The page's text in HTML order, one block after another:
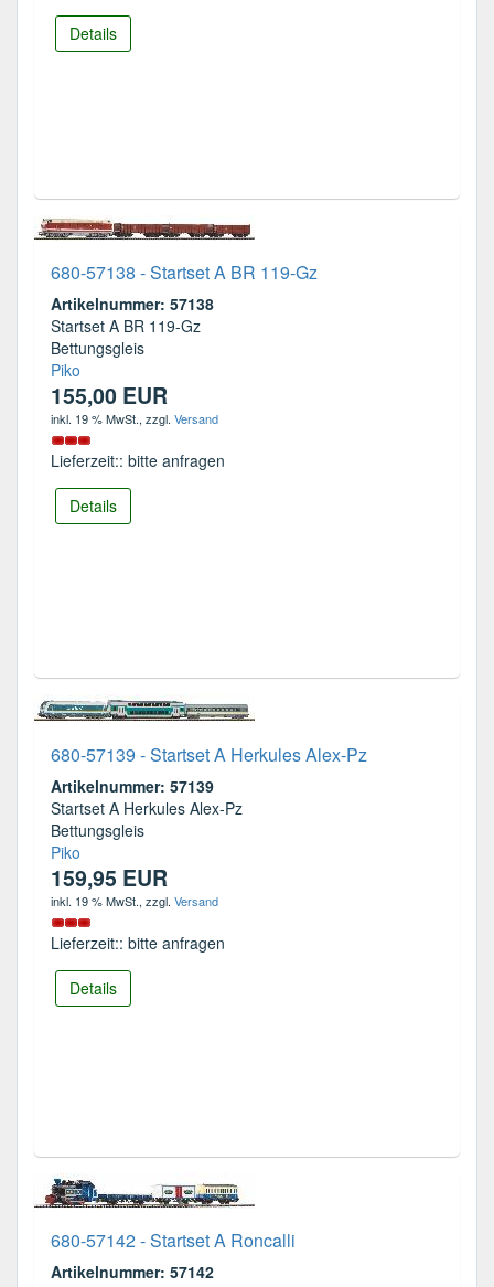
Details
680-57138 - Startset A BR 119-Gz
Artikelnummer: 57138
Startset A BR 119-Gz
Bettungsgleis
Piko
155,00 EUR
inkl. 19 % MwSt., zzgl. Versand
Lieferzeit:: bitte anfragen
Details
680-57139 - Startset A Herkules Alex-Pz
Artikelnummer: 57139
Startset A Herkules Alex-Pz
Bettungsgleis
Piko
159,95 EUR
inkl. 19 % MwSt., zzgl. Versand
Lieferzeit:: bitte anfragen
Details
680-57142 - Startset A Roncalli
Artikelnummer: 57142